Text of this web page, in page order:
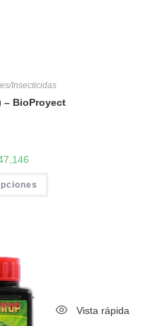
Insecticidas
– BioProyect
Vista rápida